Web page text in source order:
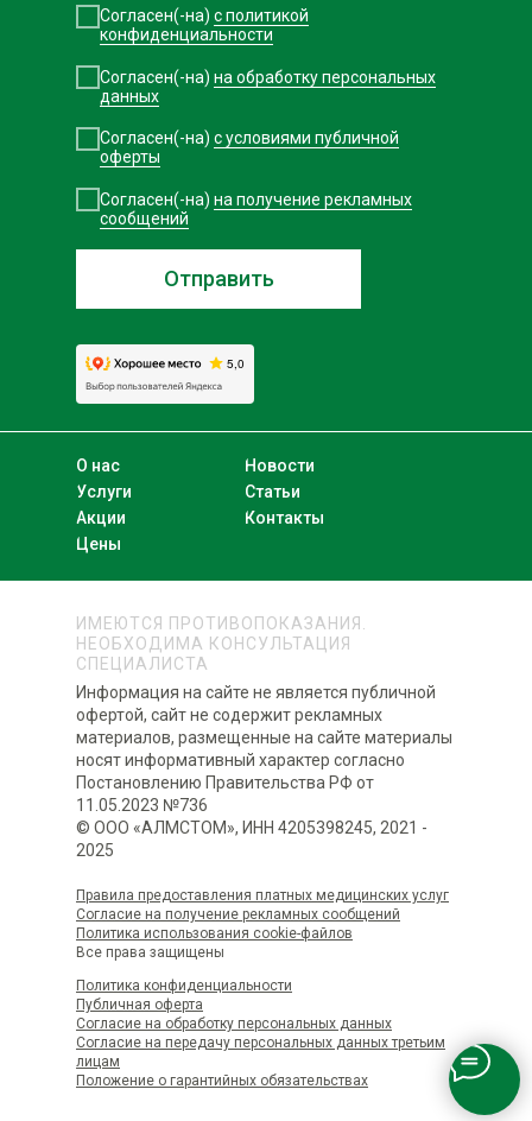
О нас
Услуги
Акции
Цены
Новости
Согласен(-на) с политикой
конфиденциальности
Согласен(-на) на обработку персональных
данных
Согласен(-на) с условиями публичной
оферты
Согласен(-на) на получение рекламных
сообщений
Отправить
Статьи
Контакты
ИМЕЮТСЯ ПРОТИВОПОКАЗАНИЯ.
НЕОБХОДИМА КОНСУЛЬТАЦИЯ
СПЕЦИАЛИСТА
Правила предоставления платных медицинских услуг
Согласие на получение рекламных сообщений
Политика использования сookie-файлов
Все права защищены
Политика конфиденциальности
Публичная оферта
Согласие на обработку персональных данных
Согласие на передачу персональных данных третьим
лицам
Положение о гарантийных обязательствах
Информация на сайте не является публичной
офертой, сайт не содержит рекламных
материалов, размещенные на сайте материалы
носят информативный характер согласно
Постановлению Правительства РФ от
11.05.2023 №736
© ООО «АЛМСТОМ», ИНН 4205398245, 2021 -
2025